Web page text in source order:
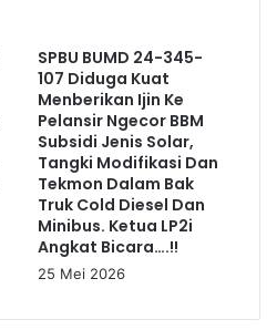
SPBU BUMD 24-345-
107 Diduga Kuat
Menberikan Ijin Ke
Pelansir Ngecor BBM
Subsidi Jenis Solar,
Tangki Modifikasi Dan
Tekmon Dalam Bak
Truk Cold Diesel Dan
Minibus. Ketua LP2i
Angkat Bicara….!!
25 Mei 2026